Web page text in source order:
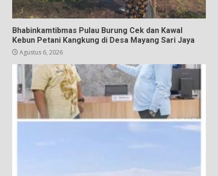
Bhabinkamtibmas Pulau Burung Cek dan Kawal
Kebun Petani Kangkung di Desa Mayang Sari Jaya
Agustus 6, 2026